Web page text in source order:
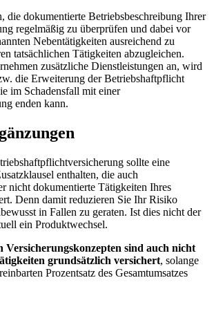
die dokumentierte Betriebsbeschreibung Ihrer
regelmäßig zu überprüfen und dabei vor
Nebentätigkeiten ausreichend zu
tatsächlichen Tätigkeiten abzugleichen.
zusätzliche Dienstleistungen an, wird
die Erweiterung der Betriebshaftpflicht
im Schadensfall mit einer
enden kann.
sollte eine
enthalten, die auch
nicht dokumentierte Tätigkeiten Ihres
Denn damit reduzieren Sie Ihr Risiko
in Fallen zu geraten. Ist dies nicht der
ein Produktwechsel.
Versicherungskonzepten sind auch nicht
grundsätzlich versichert, solange
Prozentsatz des Gesamtumsatzes